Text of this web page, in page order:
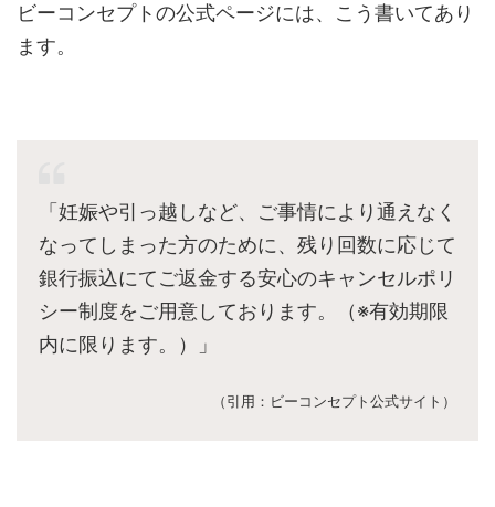
ビーコンセプトの公式ページには、こう書いてあり
ます。
「妊娠や引っ越しなど、ご事情により通えなく
なってしまった方のために、残り回数に応じて
銀行振込にてご返金する安心のキャンセルポリ
シー制度をご用意しております。（※有効期限
内に限ります。）」
​（引用：ビーコンセプト公式サイト）